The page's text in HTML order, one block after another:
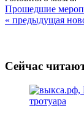
Прошедшие
« предыдущая
Сейчас